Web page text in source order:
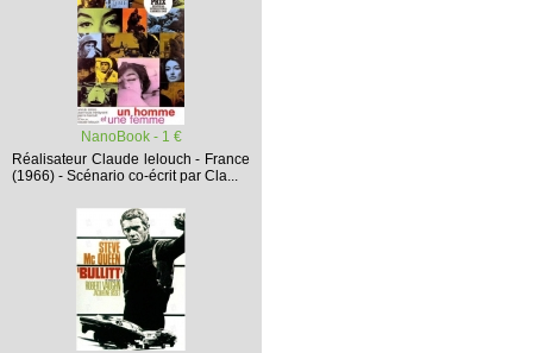
NanoBook - 1 €
Réalisateur Claude lelouch - France
(1966) - Scénario co-écrit par Cla...